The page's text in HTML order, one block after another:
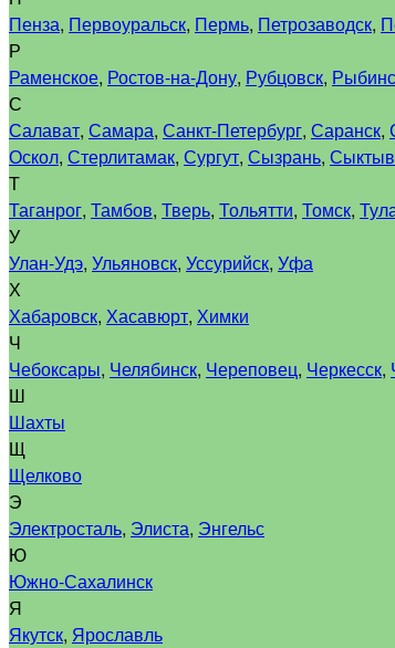
Пенза, Первоуральск, Пермь, Петрозаводск,
Р
Раменское, Ростов-на-Дону, Рубцовск,
С
Салават, Самара, Санкт-Петербург, Саранск,
Оскол, Стерлитамак, Сургут, Сызрань,
Т
Таганрог, Тамбов, Тверь, Тольятти, Томск,
У
Улан-Удэ, Ульяновск, Уссурийск, Уфа
Х
Хабаровск, Хасавюрт, Химки
Ч
Чебоксары, Челябинск, Череповец, Черкесск,
Ш
Шахты
Щ
Щелково
Э
Электросталь, Элиста, Энгельс
Ю
Южно-Сахалинск
Я
Якутск, Ярославль